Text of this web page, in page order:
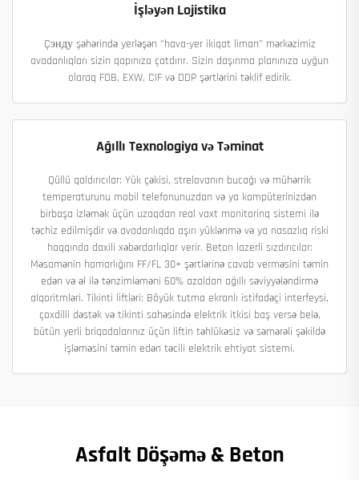
İşləyən Lojistika
Çэнду şəhərində yerləşən "hava-yer ikiqat liman" mərkəzimiz
avadanlıqları sizin qapınıza çatdırır. Sizin daşınma planınıza uyğun
olaraq FOB, EXW, CIF və DDP şərtlərini təklif edirik.
Ağıllı Texnologiya və Təminat
Qüllü qaldırıcılar: Yük çəkisi, strelovanın bucağı və mühərrik
temperaturunu mobil telefonunuzdan və ya kompüterinizdən
birbaşa izləmək üçün uzaqdan real vaxt monitorinq sistemi ilə
təchiz edilmişdir və avadanlıqda aşırı yüklənmə və ya nasazlıq riski
haqqında daxili xəbərdarlıqlar verir. Beton lazerli sızdırıcılar:
Məsamənin hamarlığını FF/FL 30+ şərtlərinə cavab verməsini təmin
edən və əl ilə tənzimləməni 60% azaldan ağıllı səviyyələndirmə
alqoritmləri. Tikinti liftləri: Böyük tutma ekranlı istifadəçi interfeysi,
çoxdilli dəstək və tikinti sahəsində elektrik itkisi baş versə belə,
bütün yerli briqadalarınız üçün liftin təhlükəsiz və səmərəli şəkildə
işləməsini təmin edən təcili elektrik ehtiyat sistemi.
Asfalt Döşəmə & Beton